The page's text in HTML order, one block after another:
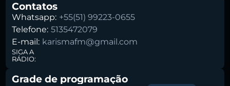
Contatos
Whatsapp: +55(51) 99223-0655
Telefone: 5135472079
E-mail: karismafm@gmail.com
SIGA A
RÁDIO:
Grade de programação